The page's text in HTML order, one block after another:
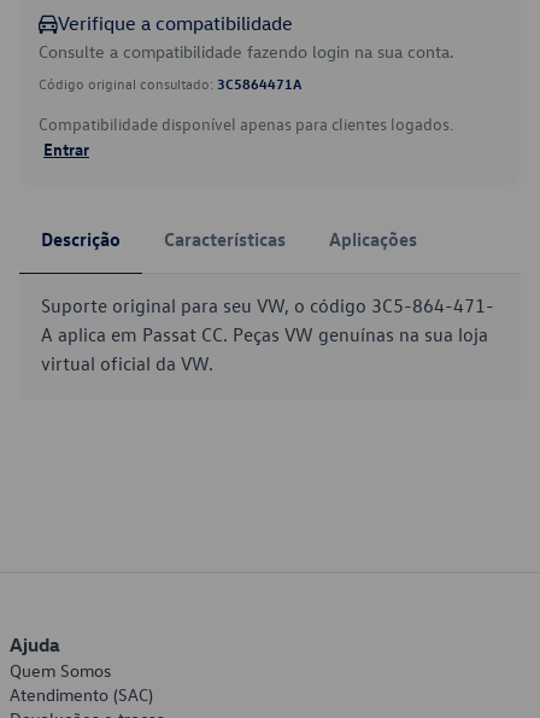
Verifique a compatibilidade
Consulte a compatibilidade fazendo login na sua conta.
Código original consultado: 3C5864471A
Compatibilidade disponível apenas para clientes logados.
Entrar
Descrição Características Aplicações
Suporte original para seu VW, o código 3C5-864-471-
A aplica em Passat CC. Peças VW genuínas na sua loja
virtual oficial da VW.
Ajuda
Quem Somos
Atendimento (SAC)